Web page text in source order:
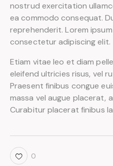
nostrud exercitation
ea commodo consequat.
reprehenderit. Lorem
consectetur adipiscing elit.
Etiam vitae leo et diam
eleifend ultricies risus, vel
Praesent finibus congue
massa vel augue placerat,
Curabitur placerat finibus
0